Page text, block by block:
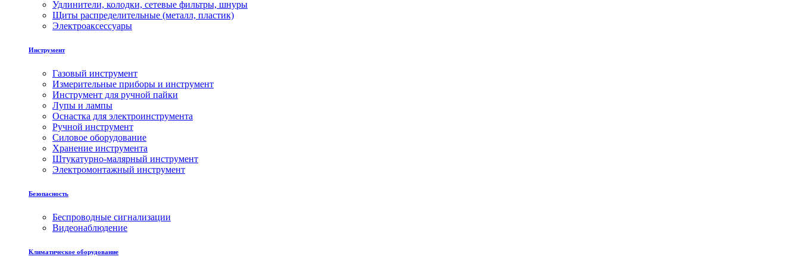
Удлинители, колодки, сетевые фильтры, шнуры
Щиты распределительные (металл, пластик)
Электроаксессуары
Инструмент
Газовый инструмент
Измерительные приборы и инструмент
Инструмент для ручной пайки
Лупы и лампы
Оснастка для электроинструмента
Ручной инструмент
Силовое оборудование
Хранение инструмента
Штукатурно-малярный инструмент
Электромонтажный инструмент
Безопасность
Беспроводные сигнализации
Видеонаблюдение
Климатическое оборудование